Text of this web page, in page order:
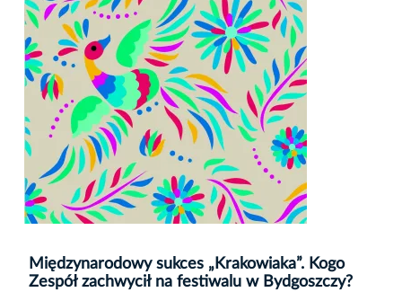
Międzynarodowy sukces „Krakowiaka”. Kogo
Zespół zachwycił na festiwalu w Bydgoszczy?